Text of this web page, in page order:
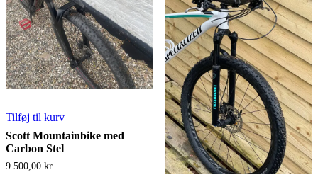
Tilføj til kurv
Scott Mountainbike med
Carbon Stel
9.500,00 kr.